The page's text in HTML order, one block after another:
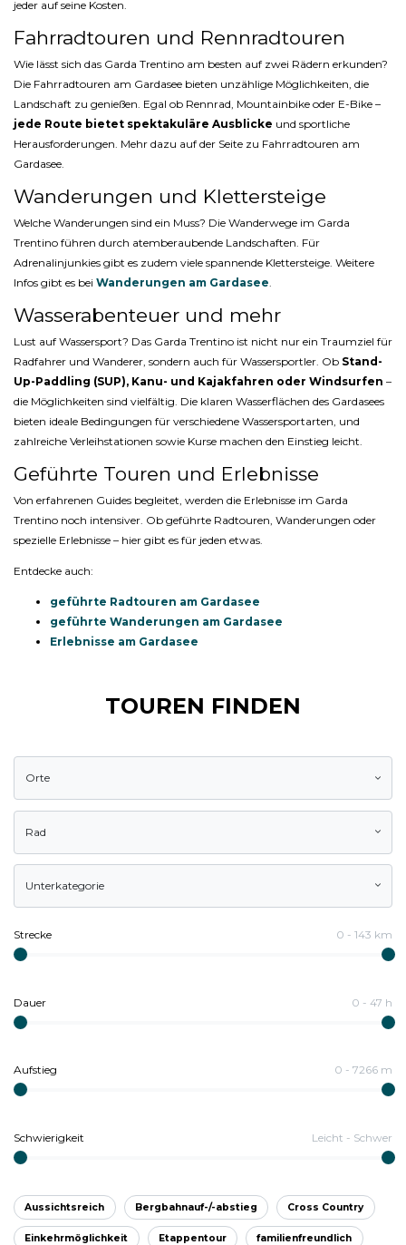
jeder auf seine Kosten.
Fahrradtouren und Rennradtouren
Wie lässt sich das Garda Trentino am besten auf zwei Rädern erkunden?
Die Fahrradtouren am Gardasee bieten unzählige Möglichkeiten, die
Landschaft zu genießen. Egal ob Rennrad, Mountainbike oder E-Bike –
jede Route bietet spektakuläre Ausblicke und sportliche
Herausforderungen. Mehr dazu auf der Seite zu Fahrradtouren am
Gardasee.
Wanderungen und Klettersteige
Welche Wanderungen sind ein Muss? Die Wanderwege im Garda
Trentino führen durch atemberaubende Landschaften. Für
Adrenalinjunkies gibt es zudem viele spannende Klettersteige. Weitere
Infos gibt es bei Wanderungen am Gardasee.
Wasserabenteuer und mehr
Lust auf Wassersport? Das Garda Trentino ist nicht nur ein Traumziel für
Radfahrer und Wanderer, sondern auch für Wassersportler. Ob Stand-
Up-Paddling (SUP), Kanu- und Kajakfahren oder Windsurfen –
die Möglichkeiten sind vielfältig. Die klaren Wasserflächen des Gardasees
bieten ideale Bedingungen für verschiedene Wassersportarten, und
zahlreiche Verleihstationen sowie Kurse machen den Einstieg leicht.
Geführte Touren und Erlebnisse
Von erfahrenen Guides begleitet, werden die Erlebnisse im Garda
Trentino noch intensiver. Ob geführte Radtouren, Wanderungen oder
spezielle Erlebnisse – hier gibt es für jeden etwas.
Entdecke auch:
geführte Radtouren am Gardasee
geführte Wanderungen am Gardasee
Erlebnisse am Gardasee
TOUREN FINDEN
Orte
Rad
Unterkategorie
Strecke 0 - 143 km
Dauer 0 - 47 h
Aufstieg 0 - 7266 m
Schwierigkeit Leicht - Schwer
Aussichtsreich Bergbahnauf-/-abstieg Cross Country
Einkehrmöglichkeit Etappentour familienfreundlich